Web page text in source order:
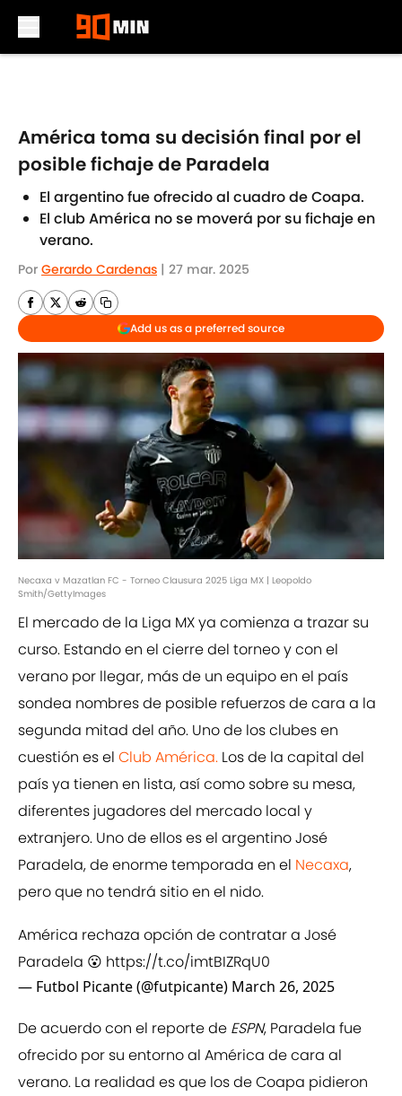
América toma su decisión final por el
posible fichaje de Paradela
El argentino fue ofrecido al cuadro de Coapa.
El club América no se moverá por su fichaje en
verano.
Por Gerardo Cardenas | 27 mar. 2025
Add us as a preferred source
Necaxa v Mazatlan FC - Torneo Clausura 2025 Liga MX | Leopoldo
Smith/GettyImages
El mercado de la Liga MX ya comienza a trazar su
curso. Estando en el cierre del torneo y con el
verano por llegar, más de un equipo en el país
sondea nombres de posible refuerzos de cara a la
segunda mitad del año. Uno de los clubes en
cuestión es el Club América. Los de la capital del
país ya tienen en lista, así como sobre su mesa,
diferentes jugadores del mercado local y
extranjero. Uno de ellos es el argentino José
Paradela, de enorme temporada en el Necaxa,
pero que no tendrá sitio en el nido.
América rechaza opción de contratar a José
Paradela 😮 https://t.co/imtBIZRqU0
— Futbol Picante (@futpicante) March 26, 2025
De acuerdo con el reporte de ESPN, Paradela fue
ofrecido por su entorno al América de cara al
verano. La realidad es que los de Coapa pidieron